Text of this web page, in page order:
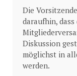
Die
daraufhin,
Diskussion
möglichst in
werden.